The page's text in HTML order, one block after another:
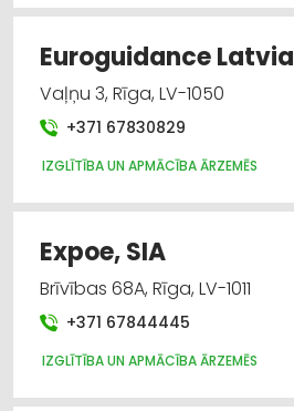
Euroguidance Latvia
Vaļņu 3, Rīga, LV-1050
+371 67830829
IZGLĪTĪBA UN APMĀCĪBA ĀRZEMĒS
Expoe, SIA
Brīvības 68A, Rīga, LV-1011
+371 67844445
IZGLĪTĪBA UN APMĀCĪBA ĀRZEMĒS